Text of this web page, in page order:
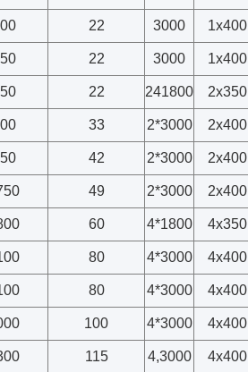
22 3000 1x400
22 3000 1x400
22 241800 2x350
33 2*3000 2x400
42 2*3000 2x400
49 2*3000 2x400
60 4*1800 4x350
80 4*3000 4x400
80 4*3000 4x400
100 4*3000 4x400
115 4,3000 4x400